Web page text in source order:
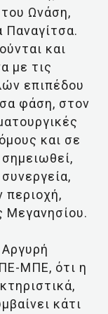
Ωνάση,
Παναγίτσα.
και
με τις
επιπέδου
φάση, στον
και σε
περιοχή,
Μεγανησίου.
ΜΠΕ, ότι η
κάτι